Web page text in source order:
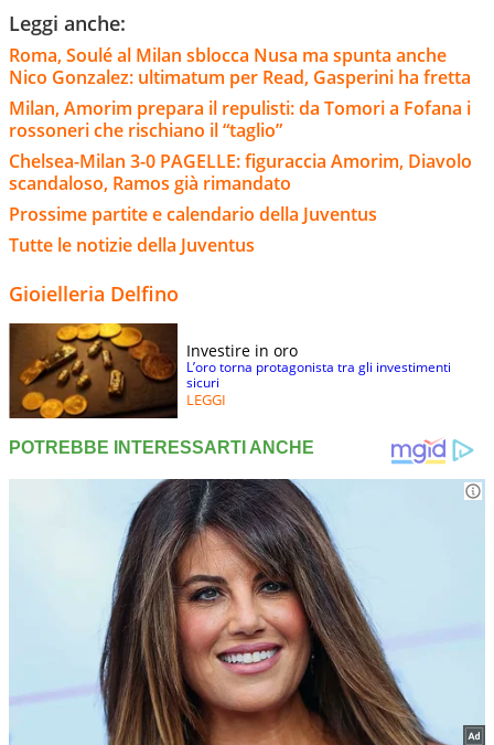
Leggi anche:
Roma, Soulé al Milan sblocca Nusa ma spunta anche
Nico Gonzalez: ultimatum per Read, Gasperini ha fretta
Milan, Amorim prepara il repulisti: da Tomori a Fofana i
rossoneri che rischiano il “taglio”
Chelsea-Milan 3-0 PAGELLE: figuraccia Amorim, Diavolo
scandaloso, Ramos già rimandato
Prossime partite e calendario della Juventus
Tutte le notizie della Juventus
Gioielleria Delfino
Investire in oro
L’oro torna protagonista tra gli investimenti
sicuri
LEGGI